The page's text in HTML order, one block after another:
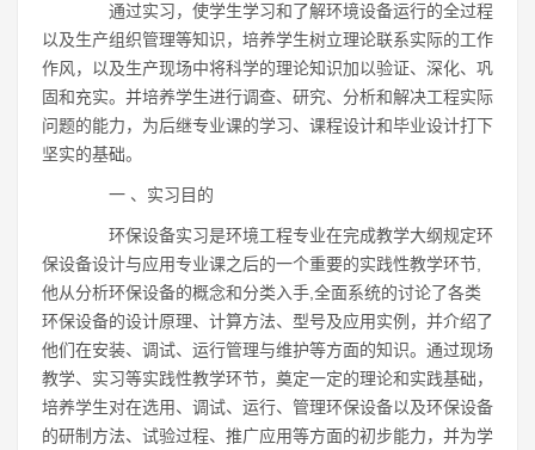
通过实习，使学生学习和了解环境设备运行的全过程
以及生产组织管理等知识，培养学生树立理论联系实际的工作
作风，以及生产现场中将科学的理论知识加以验证、深化、巩
固和充实。并培养学生进行调查、研究、分析和解决工程实际
问题的能力，为后继专业课的学习、课程设计和毕业设计打下
坚实的基础。
一 、实习目的
环保设备实习是环境工程专业在完成教学大纲规定环
保设备设计与应用专业课之后的一个重要的实践性教学环节,
他从分析环保设备的概念和分类入手,全面系统的讨论了各类
环保设备的设计原理、计算方法、型号及应用实例，并介绍了
他们在安装、调试、运行管理与维护等方面的知识。通过现场
教学、实习等实践性教学环节，奠定一定的理论和实践基础，
培养学生对在选用、调试、运行、管理环保设备以及环保设备
的研制方法、试验过程、推广应用等方面的初步能力，并为学